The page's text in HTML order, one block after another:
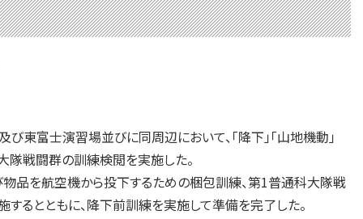
富士演習場並びに同周辺において、「降下」「山地機動」
隊戦闘群の訓練検閲を実施した。
品を航空機から投下するための梱包訓練、第1普通科大隊戦
るとともに、降下前訓練を実施して準備を完了した。